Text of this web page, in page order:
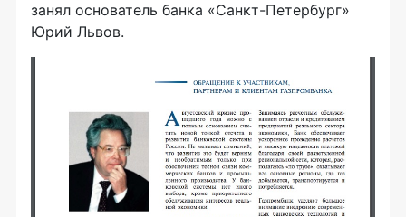
занял основатель банка «Санкт-Петербург»
Юрий Львов.